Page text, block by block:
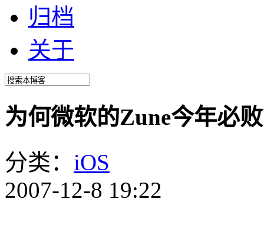
归档
关于
为何微软的Zune今年必
分类： iOS
2007-12-8 19:22